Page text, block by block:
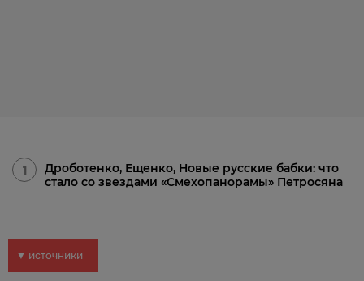
1
Дроботенко, Ещенко, Новые русские бабки: что
стало со звездами «Смехопанорамы» Петросяна
▼ источники